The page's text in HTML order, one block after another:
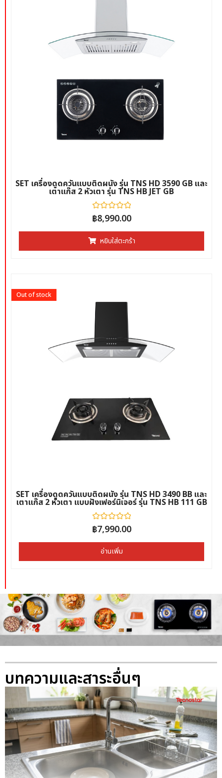
SET เครื่องดูดควันแบบติดผนัง รุ่น TNS HD 3590 GB และ
เตาแก๊ส 2 หัวเตา รุ่น TNS HB JET GB
ให้
คะแนน
ตั้งแต่
1-
5
฿8,990.00
หยิบใส่ตะกร้า
SET เครื่องดูดควันแบบติดผนัง รุ่น TNS HD 3490 BB และ
เตาแก๊ส 2 หัวเตา แบบฝังเฟอร์นิเจอร์ รุ่น TNS HB 111 GB
ให้
คะแนน
ตั้งแต่
5
฿7,990.00
Out of stock
อ่านเพิ่ม
บทความและสาระอื่นๆ